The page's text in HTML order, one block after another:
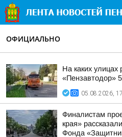
ОФИЦИАЛЬНО
На каких
«Пензавтодор» 5
05.08.2026,
Финалистам
края»
Фонда